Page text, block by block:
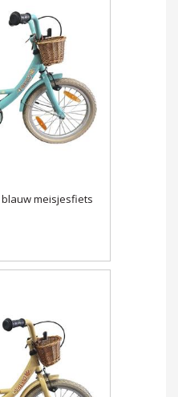
blauw meisjesfiets